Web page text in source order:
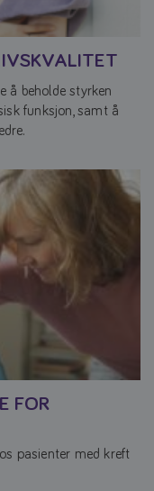
å beholde styrken
funksjon, samt å
FOR
pasienter med kreft